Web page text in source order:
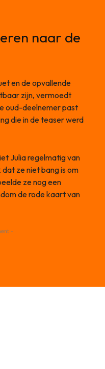
naar de
en de opvallende
zijn, vermoedt
oud-deelnemer past
die in de teaser werd
Julia regelmatig van
ze niet bang is om
ze nog een
de rode kaart van
-